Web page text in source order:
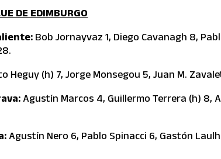
DE EDIMBURGO
Bob Jornayvaz 1, Diego Cavanagh 8,
Heguy (h) 7, Jorge Monsegou 5, Juan M.
Agustín Marcos 4, Guillermo Terrera (h) 8,
Agustín Nero 6, Pablo Spinacci 6, Gastón